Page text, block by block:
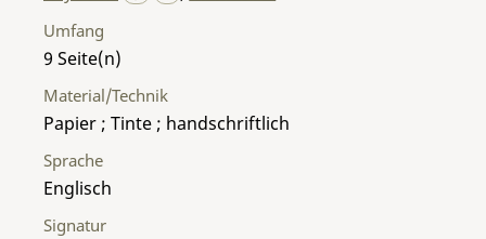
Umfang
9
Material/Technik
Papier ; Tinte ; handschriftlich
Sprache
Englisch
Signatur